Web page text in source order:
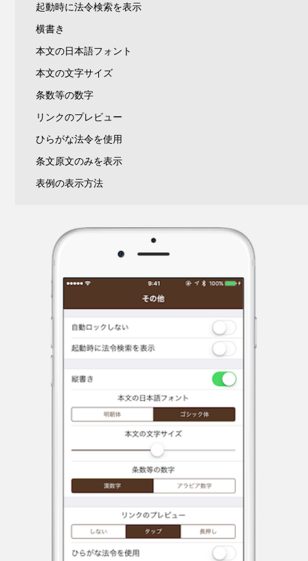
起動時に法令検索を表示
横書き
本文の日本語フォント
本文の文字サイズ
条数等の数字
リンクのプレビュー
ひらがな法令を使用
条文原文のみを表示
表例の表示方法